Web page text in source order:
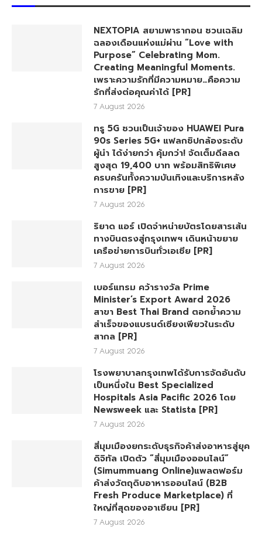
NEXTOPIA สยามพารากอน ชวนเฉลิม
ฉลองเดือนแห่งแม่ผ่าน “Love with
Purpose” Celebrating Mom.
Creating Meaningful Moments.
เพราะความรักที่มีความหมาย…คือความ
รักที่ส่งต่อคุณค่าได้ [PR]
7 August 2026
ทรู 5G ชวนเป็นเจ้าของ HUAWEI Pura
90s Series 5G+ แฟลกชิปกล้องระดับ
ผู้นำ ได้ง่ายกว่า คุ้มกว่า! จัดเต็มดีลลด
สูงสุด 19,400 บาท พร้อมสิทธิพิเศษ
ครบครันทั้งความบันเทิงและบริการหลัง
การขาย [PR]
7 August 2026
ริยาด แอร์ เปิดจำหน่ายบัตรโดยสารเส้น
ทางบินตรงสู่กรุงเทพฯ เดินหน้าขยาย
เครือข่ายการบินทั่วเอเชีย [PR]
7 August 2026
เบอร์แทรม คว้ารางวัล Prime
Minister’s Export Award 2026
สาขา Best Thai Brand ตอกย้ำความ
สำเร็จของแบรนด์เซียงเพียวในระดับ
สากล [PR]
7 August 2026
โรงพยาบาลกรุงเทพได้รับการจัดอันดับ
เป็นหนึ่งใน Best Specialized
Hospitals Asia Pacific 2026 โดย
Newsweek และ Statista [PR]
7 August 2026
สี่มุมเมืองยกระดับธุรกิจค้าส่งอาหารสู่ยุค
ดิจิทัล เปิดตัว “สี่มุมเมืองออนไลน์”
(Simummuang Online)แพลตฟอร์ม
ค้าส่งวัตถุดิบอาหารออนไลน์ (B2B
Fresh Produce Marketplace) ที่
ใหญ่ที่สุดของอาเซียน [PR]
7 August 2026